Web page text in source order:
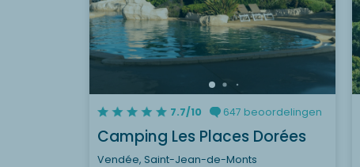
7.7/10 647 beoordelingen
Camping Les Places Dorées
Vendée, Saint-Jean-de-Monts